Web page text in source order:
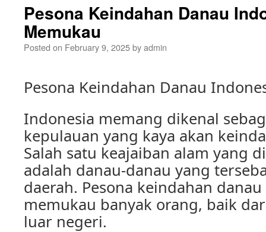
Pesona Keindahan Danau
Memukau
Posted on February 9, 2025byadmin
Pesona Keindahan Danau
Indonesia memang dikenal
kepulauan yang kaya akan
Salah satu keajaiban alam yang
adalah danau-danau yang
daerah. Pesona keindahan
memukau banyak orang, baik
luar negeri.